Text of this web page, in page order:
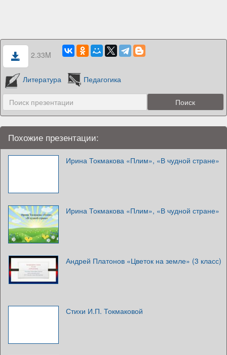
2.33M
Литература Педагогика
Похожие презентации:
Ирина Токмакова «Плим», «В чудной стране»
Ирина Токмакова «Плим», «В чудной стране»
Андрей Платонов «Цветок на земле» (3 класс)
Стихи И.П. Токмаковой